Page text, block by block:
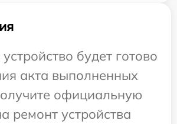
будет готово
акта выполненных
официальную
ремонт устройства